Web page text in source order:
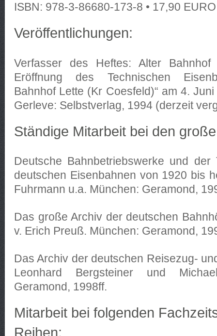
ISBN: 978-3-86680-173-8 • 17,90
Veröffentlichungen:
Verfasser des Heftes: Alter
Eröffnung des Technischen
Bahnhof Lette (Kr Coesfeld)“ am 4.
Gerleve: Selbstverlag, 1994 (derzeit
Ständige Mitarbeit bei den
Deutsche Bahnbetriebswerke und der
deutschen Eisenbahnen von 1920 bis
Fuhrmann u.a. München: Geramond,
Das große Archiv der deutschen
v. Erich Preuß. München: Geramond,
Das Archiv der deutschen Reisezug-
Leonhard Bergsteiner und
Geramond, 1998ff.
Mitarbeit bei folgenden
Reihen: